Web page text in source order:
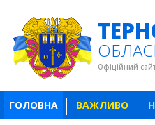
Офіційний
ГОЛОВНА ВАЖЛИВО